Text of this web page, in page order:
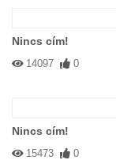
Nincs cím!
14097 0
Nincs cím!
15473 0